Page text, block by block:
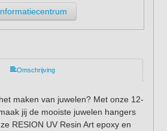
Omschrijving
maken van juwelen? Met onze 12-
jij de mooiste juwelen hangers
RESION UV Resin Art epoxy en